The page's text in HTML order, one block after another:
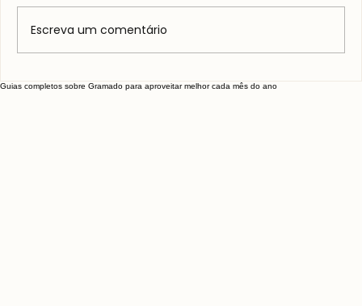
Vitivinícola Jolimont: Vale a pena?
Escreva um comentário
Guias completos sobre Gramado para aproveitar melhor cada mês do ano